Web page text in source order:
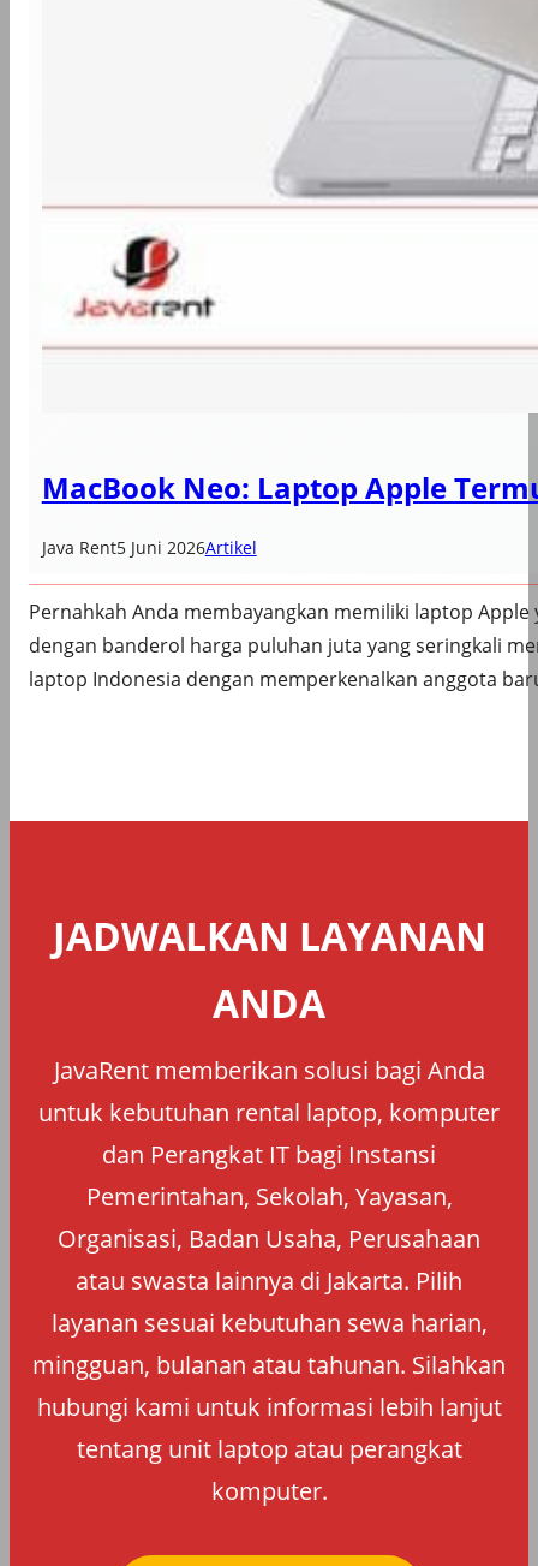
MacBook Neo: Laptop Apple
Java Rent5 Juni 2026Artikel
Pernahkah Anda membayangkan memiliki laptop
dengan banderol harga puluhan juta yang seringkali
laptop Indonesia dengan memperkenalkan anggota
JADWALKAN LAYANAN
ANDA
JavaRent memberikan solusi bagi Anda
untuk kebutuhan rental laptop, komputer
dan Perangkat IT bagi Instansi
Pemerintahan, Sekolah, Yayasan,
Organisasi, Badan Usaha, Perusahaan
atau swasta lainnya di Jakarta. Pilih
layanan sesuai kebutuhan sewa harian,
mingguan, bulanan atau tahunan. Silahkan
hubungi kami untuk informasi lebih lanjut
tentang unit laptop atau perangkat
komputer.